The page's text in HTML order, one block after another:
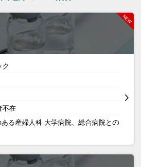
不在
る産婦人科 大学病院、総合病院との